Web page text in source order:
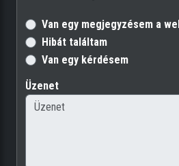
Van egy megjegyzésem a
Hibát találtam
Van egy kérdésem
Üzenet